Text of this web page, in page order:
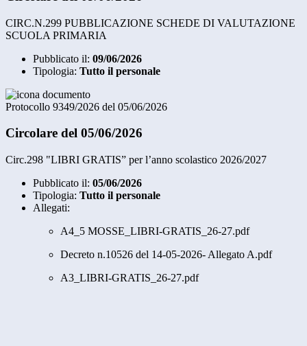
CIRC.N.299 PUBBLICAZIONE SCHEDE DI VALUTAZIONE
SCUOLA PRIMARIA
Pubblicato il: 09/06/2026
Tipologia: Tutto il personale
Protocollo 9349/2026 del 05/06/2026
Circolare del 05/06/2026
Circ.298 "LIBRI GRATIS” per l’anno scolastico 2026/2027
Pubblicato il: 05/06/2026
Tipologia: Tutto il personale
Allegati:
A4_5 MOSSE_LIBRI-GRATIS_26-27.pdf
Decreto n.10526 del 14-05-2026- Allegato A.pdf
A3_LIBRI-GRATIS_26-27.pdf